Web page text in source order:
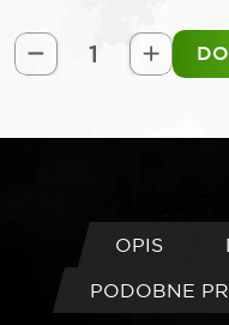
ilość
OPIS
PODOBNE